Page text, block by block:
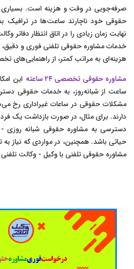
صرفه‌جویی در وقت و هزینه است. بسیاری
حقوقی خود ناچارند ساعت‌ها در ترافیک
نهایت زمان زیادی را در اتاق انتظار دفاتر
خدمات مشاوره حقوقی تلفنی فوری و
هزینه‌ای به مراتب کمتر، از راهنمایی‌های
مشاوره حقوقی تخصصی ۲۴ ساعته
این
ساعت از شبانه‌روز، به خدمات حقوقی
مشکلات حقوقی در ساعات غیراداری رخ
دارند. برای مثال، در صورت بازداشت یک
دسترسی به مشاوره حقوقی شبانه روزی -
حیاتی باشد. همچنین، در مواردی که نیاز
مشاوره حقوقی تلفنی با وکیل - وکالت